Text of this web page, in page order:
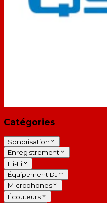
Catégories
Sonorisation
Enregistrement
Hi-Fi
Équipement DJ
Microphones
Écouteurs